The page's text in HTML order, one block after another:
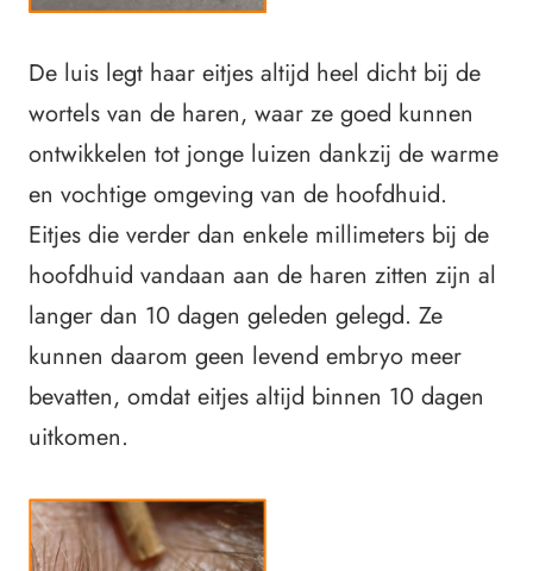
De luis legt haar eitjes altijd heel dicht bij de
wortels van de haren, waar ze goed kunnen
ontwikkelen tot jonge luizen dankzij de warme
en vochtige omgeving van de hoofdhuid.
Eitjes die verder dan enkele millimeters bij de
hoofdhuid vandaan aan de haren zitten zijn al
langer dan 10 dagen geleden gelegd. Ze
kunnen daarom geen levend embryo meer
bevatten, omdat eitjes altijd binnen 10 dagen
uitkomen.